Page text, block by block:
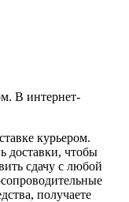
В интернет-
курьером.
доставки, чтобы
сдачу с любой
получаете